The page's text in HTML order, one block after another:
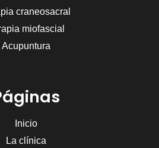
craneosacral
miofascial
Acupuntura
Inicio
La clínica